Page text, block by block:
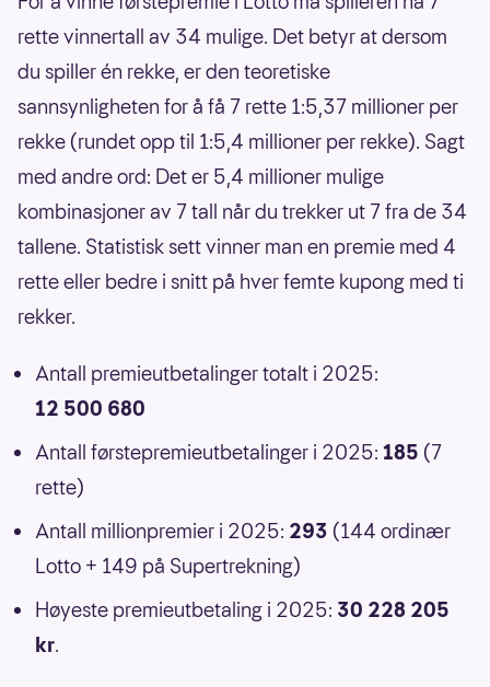
rette vinnertall av 34 mulige. Det betyr at dersom
du spiller én rekke, er den teoretiske
sannsynligheten for å få 7 rette 1:5,37 millioner per
rekke (rundet opp til 1:5,4 millioner per rekke). Sagt
med andre ord: Det er 5,4 millioner mulige
kombinasjoner av 7 tall når du trekker ut 7 fra de 34
tallene. Statistisk sett vinner man en premie med 4
rette eller bedre i snitt på hver femte kupong med ti
rekker.
Antall premieutbetalinger totalt i 2025:
12 500 680
Antall førstepremieutbetalinger i 2025: 185 (7
rette)
Antall millionpremier i 2025: 293 (144 ordinær
Lotto + 149 på Supertrekning)
Høyeste premieutbetaling i 2025: 30 228 205
kr.